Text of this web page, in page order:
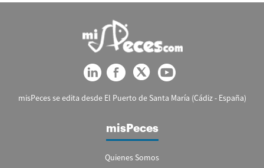
misPeces se edita desde El Puerto de Santa María (Cádiz - España)
misPeces
Quienes Somos